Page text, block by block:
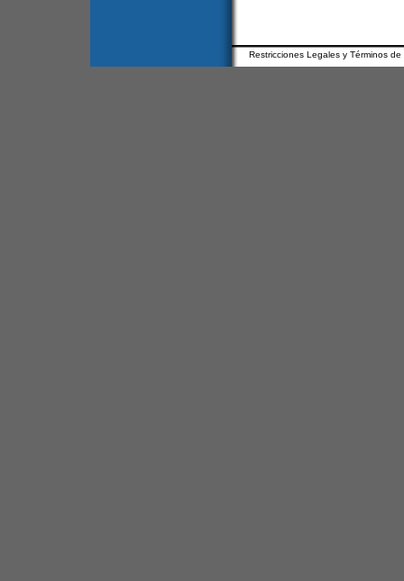
Restricciones Legales y Términos de